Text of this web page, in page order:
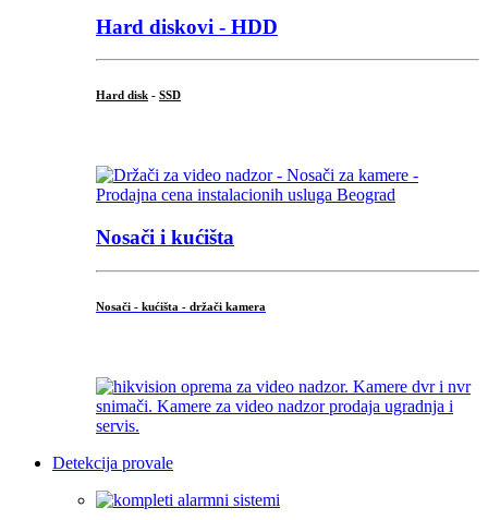
Hard diskovi - HDD
Hard disk - SSD
Nosači i kućišta
Nosači - kućišta - držači kamera
Detekcija provale